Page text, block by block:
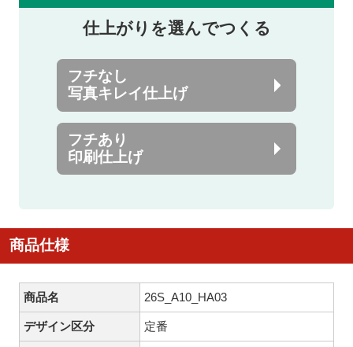
仕上がりを選んでつくる
フチなし
写真キレイ仕上げ
フチあり
印刷仕上げ
商品仕様
商品名 26S_A10_HA03
デザイン区分 定番